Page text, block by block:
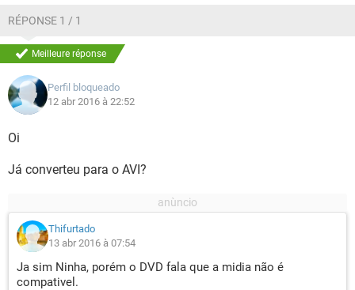
RÉPONSE 1 / 1
Meilleure réponse
Perfil bloqueado
12 abr 2016 à 22:52
Oi
Já converteu para o AVI?
Thifurtado
13 abr 2016 à 07:54
Ja sim Ninha, porém o DVD fala que a midia não é
compativel.